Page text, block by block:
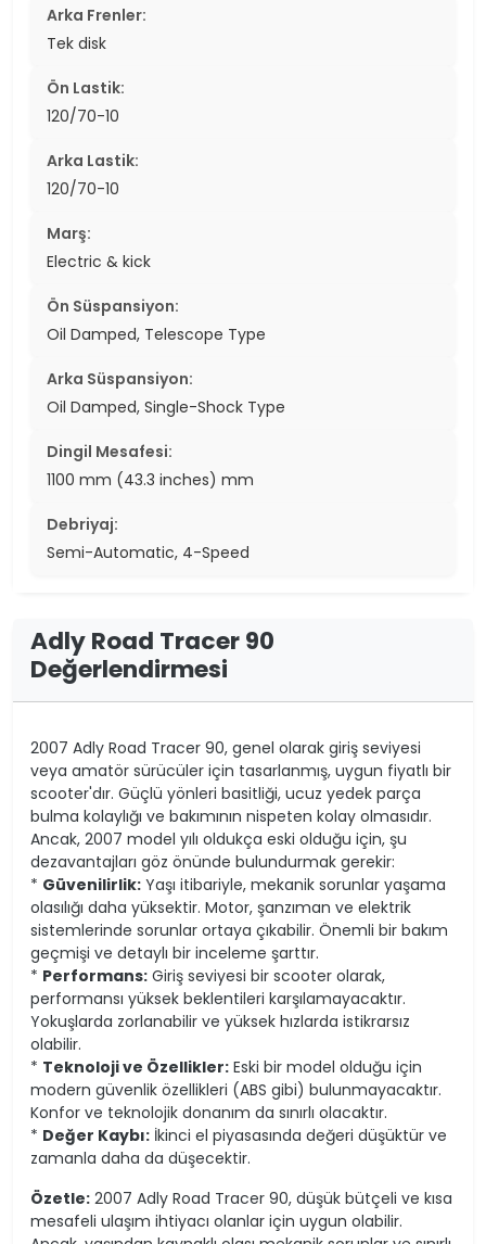
Arka Frenler:
Tek disk
Ön Lastik:
120/70-10
Arka Lastik:
120/70-10
Marş:
Electric & kick
Ön Süspansiyon:
Oil Damped, Telescope Type
Arka Süspansiyon:
Oil Damped, Single-Shock Type
Dingil Mesafesi:
1100 mm (43.3 inches) mm
Debriyaj:
Semi-Automatic, 4-Speed
Adly Road Tracer 90
Değerlendirmesi
2007 Adly Road Tracer 90, genel olarak giriş seviyesi
veya amatör sürücüler için tasarlanmış, uygun fiyatlı bir
scooter'dır. Güçlü yönleri basitliği, ucuz yedek parça
bulma kolaylığı ve bakımının nispeten kolay olmasıdır.
Ancak, 2007 model yılı oldukça eski olduğu için, şu
dezavantajları göz önünde bulundurmak gerekir:
* Güvenilirlik: Yaşı itibariyle, mekanik sorunlar yaşama
olasılığı daha yüksektir. Motor, şanzıman ve elektrik
sistemlerinde sorunlar ortaya çıkabilir. Önemli bir bakım
geçmişi ve detaylı bir inceleme şarttır.
* Performans: Giriş seviyesi bir scooter olarak,
performansı yüksek beklentileri karşılamayacaktır.
Yokuşlarda zorlanabilir ve yüksek hızlarda istikrarsız
olabilir.
* Teknoloji ve Özellikler: Eski bir model olduğu için
modern güvenlik özellikleri (ABS gibi) bulunmayacaktır.
Konfor ve teknolojik donanım da sınırlı olacaktır.
* Değer Kaybı: İkinci el piyasasında değeri düşüktür ve
zamanla daha da düşecektir.
Özetle: 2007 Adly Road Tracer 90, düşük bütçeli ve kısa
mesafeli ulaşım ihtiyacı olanlar için uygun olabilir.